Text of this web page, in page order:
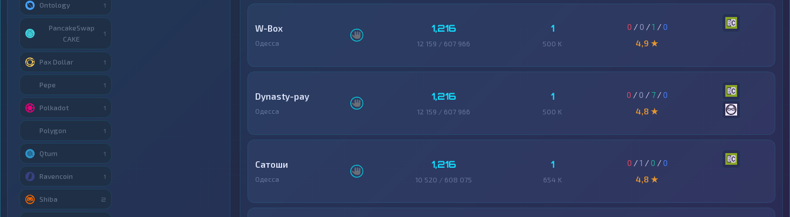
W-Box
Одесса
1,216
12 159 / 607 966
1
500 K
0 / 0 /1 /0
4,9 ★
Dynasty-pay
Одесса
1,216
12 159 / 607 966
1
500 K
0 / 0 / 7 /0
4,8 ★
Сатоши
Одесса
1,216
10 520 / 608 075
1
654 K
0 /1 / 0 /0
4,8 ★
Ontology 1
PancakeSwap
CAKE
1
Pax Dollar 1
Pepe 1
Polkadot 1
Polygon 1
Qtum 1
Ravencoin 1
Shiba 2